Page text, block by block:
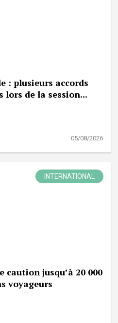
: plusieurs accords
de la session...
05/08/2026
INTERNATIONAL
caution jusqu’à 20 000
voyageurs